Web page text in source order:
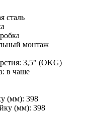
сталь
монтаж
3,5" (OKG)
в чаше
(мм): 398
(мм): 398